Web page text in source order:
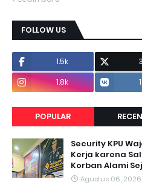
FOLLOW US
1.5k
1.8k
POPULAR
Security KPU
Kerja karena
Korban Alami
Agustus 06, 2026